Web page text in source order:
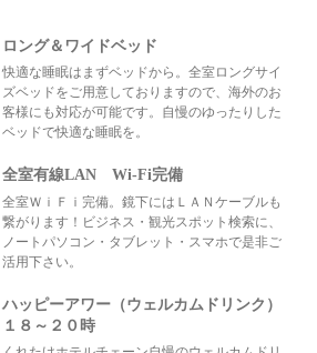
ロング＆ワイドベッド
快適な睡眠はまずベッドから。全室ロングサイ
ズベッドをご用意しておりますので、海外のお
客様にも対応が可能です。自慢のゆったりした
ベッドで快適な睡眠を。
全室有線LAN Wi-Fi完備
全室ＷｉＦｉ完備。鏡下にはＬＡＮケーブルも
繋がります！ビジネス・観光スポット検索に、
ノートパソコン・タブレット・スマホで是非ご
活用下さい。
ハッピーアワー（ウェルカムドリンク）
１８～２０時